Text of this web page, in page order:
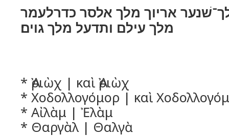
אריוך מלך אלסר כדרלעמר
מלך עילם ותדעל מלך גוים׃
* Ἀριὼχ | καὶ Ἀριὼχ
* Χοδολλογόμορ | καὶ
* Αἰλὰμ | Ἐλὰμ
* Θαργὰλ | Θαλγὰ